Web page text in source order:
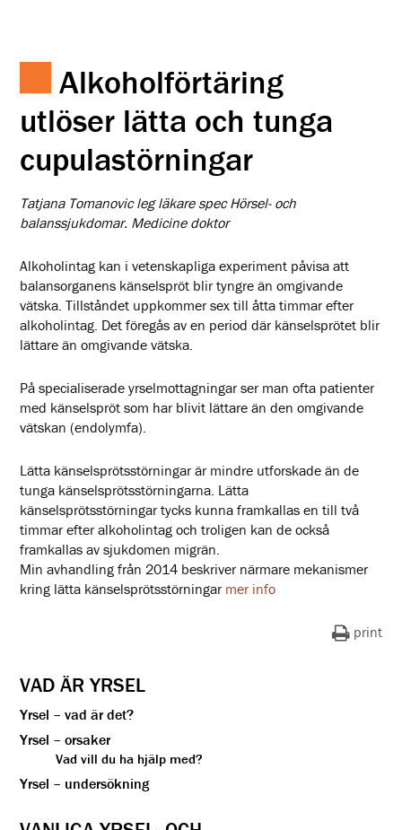
Alkoholförtäring
utlöser lätta och tunga
cupulastörningar
Tatjana Tomanovic leg läkare spec Hörsel- och
balanssjukdomar. Medicine doktor
Alkoholintag kan i vetenskapliga experiment påvisa att
balansorganens känselspröt blir tyngre än omgivande
vätska. Tillståndet uppkommer sex till åtta timmar efter
alkoholintag. Det föregås av en period där känselsprötet blir
lättare än omgivande vätska.
På specialiserade yrselmottagningar ser man ofta patienter
med känselspröt som har blivit lättare än den omgivande
vätskan (endolymfa).
Lätta känselsprötsstörningar är mindre utforskade än de
tunga känselsprötsstörningarna. Lätta
känselsprötsstörningar tycks kunna framkallas en till två
timmar efter alkoholintag och troligen kan de också
framkallas av sjukdomen migrän.
Min avhandling från 2014 beskriver närmare mekanismer
kring lätta känselsprötsstörningar mer info
print
VAD ÄR YRSEL
Yrsel – vad är det?
Yrsel – orsaker
Vad vill du ha hjälp med?
Yrsel – undersökning